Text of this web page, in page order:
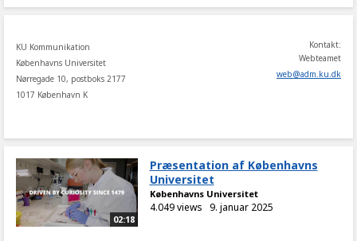
KU Kommunikation
Københavns Universitet
Nørregade 10, postboks 2177
1017 København K
Kontakt:
Webteamet
web@adm.ku.dk
02:18
Præsentation af Københavns
Universitet
Københavns Universitet
4.049 views 9. januar 2025